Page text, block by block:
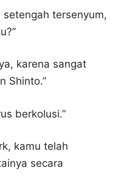
tersenyum,
karena sangat
Shinto.”
berkolusi.”
kamu telah
secara